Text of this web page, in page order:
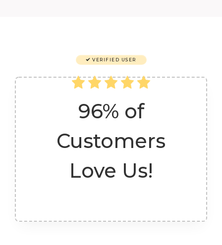
VERIFIED USER
96% of
Customers
Love Us!